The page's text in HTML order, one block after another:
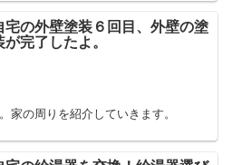
宅の外壁塗装６回目、外壁の塗
が完了したよ。
家の周りを紹介していきます。